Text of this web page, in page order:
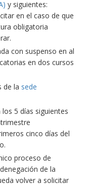
y siguientes:
en el caso de que
obligatoria
con suspenso en al
en dos cursos
de la sede
5 días siguientes
cinco días del
proceso de
de la
volver a solicitar